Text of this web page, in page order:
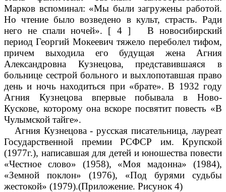
Марков вспоминал: «Мы были загружены работой.
Но чтение было возведено в культ, страсть. Ради
него не спали ночей». [ 4 ] В новосибирский
период Георгий Мокеевич тяжело переболел тифом,
причем выходила его будущая жена Агния
Александровна Кузнецова, представившаяся в
больнице сестрой больного и выхлопотавшая право
день и ночь находиться при «брате». В 1932 году
Агния Кузнецова впервые побывала в Ново-
Кускове, которому она вскоре посвятит повесть «В
Чулымской тайге».
Агния Кузнецова - русская писательница, лауреат
Государственной премии РСФСР им. Крупской
(1977г.), написавшая для детей и юношества повести
«Честное слово» (1958), «Моя мадонна» (1984),
«Земной поклон» (1976), «Под бурями судьбы
жестокой» (1979).(Приложение. Рисунок 4)